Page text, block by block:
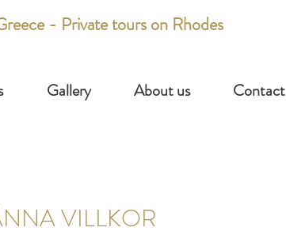
- Private tours on Rhodes
Gallery About us Contact
VILLKOR